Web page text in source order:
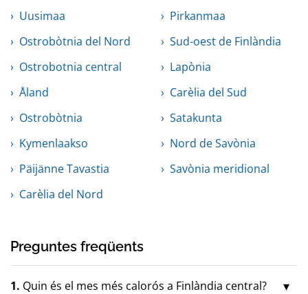
Uusimaa
Pirkanmaa
Ostrobòtnia del Nord
Sud-oest de Finlàndia
Ostrobotnia central
Lapònia
Åland
Carèlia del Sud
Ostrobòtnia
Satakunta
Kymenlaakso
Nord de Savònia
Päijänne Tavastia
Savònia meridional
Carèlia del Nord
Preguntes freqüents
1. Quin és el mes més calorós a Finlàndia central?